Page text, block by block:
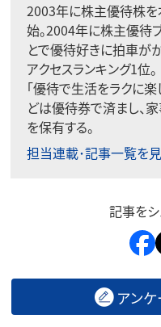
2003年に株主優待株を
始。2004年に株主優待
とで優待好きに拍車が
アクセスランキング1位。
「優待で生活をラクに楽
どは優待券で済まし、
を保有する。
担当連載･記事一覧を
記事を
アン